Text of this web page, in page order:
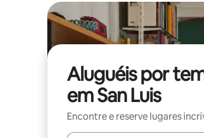
Aluguéis por
em San Luis
Encontre e reserve lugares